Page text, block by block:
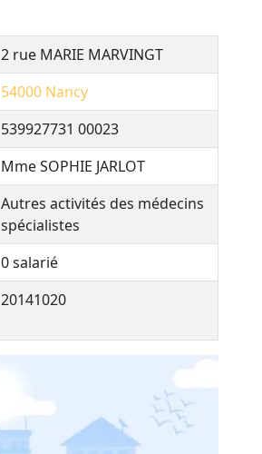
2 rue MARIE MARVINGT
54000 Nancy
539927731 00023
Mme SOPHIE JARLOT
Autres activités des médecins
spécialistes
0 salarié
20141020